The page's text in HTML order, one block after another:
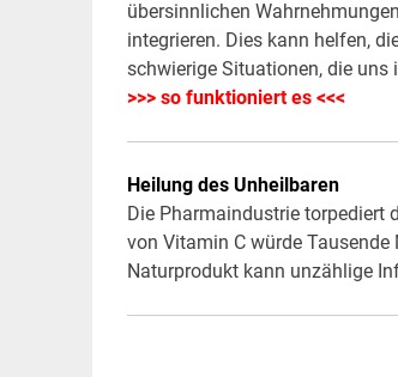
übersinnlichen
integrieren. Dies kann helfen,
schwierige Situationen, die
>>> so funktioniert es <<<
Heilung des Unheilbaren
Die Pharmaindustrie torpediert
von Vitamin C würde
Naturprodukt kann unzählige